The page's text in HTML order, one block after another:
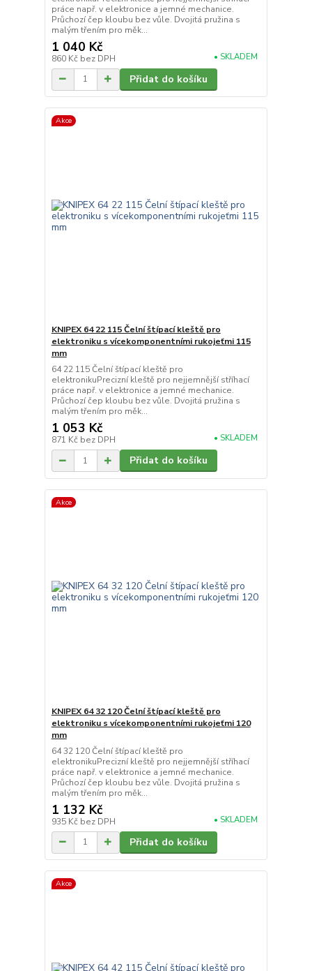
práce např. v elektronice a jemné mechanice.
Průchozí čep kloubu bez vůle. Dvojitá pružina s
malým třením pro měk...
1 040 Kč
860 Kč bez DPH • SKLADEM
Přidat do košíku
Akce
KNIPEX 64 22 115 Čelní štípací kleště pro
elektroniku s vícekomponentními rukojeťmi 115
mm
64 22 115 Čelní štípací kleště pro
elektronikuPrecizní kleště pro nejjemnější stříhací
práce např. v elektronice a jemné mechanice.
Průchozí čep kloubu bez vůle. Dvojitá pružina s
malým třením pro měk...
1 053 Kč
871 Kč bez DPH • SKLADEM
Přidat do košíku
Akce
KNIPEX 64 32 120 Čelní štípací kleště pro
elektroniku s vícekomponentními rukojeťmi 120
mm
64 32 120 Čelní štípací kleště pro
elektronikuPrecizní kleště pro nejjemnější stříhací
práce např. v elektronice a jemné mechanice.
Průchozí čep kloubu bez vůle. Dvojitá pružina s
malým třením pro měk...
1 132 Kč
935 Kč bez DPH • SKLADEM
Přidat do košíku
Akce